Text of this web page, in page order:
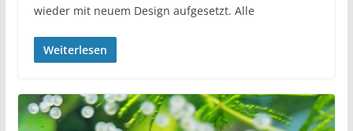
wieder mit neuem Design aufgesetzt. Alle
Weiterlesen